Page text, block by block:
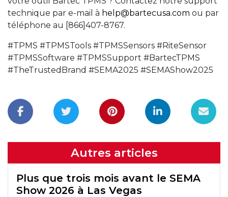
technique par e-mail à help@bartecusa.com ou par
téléphone au [866]407-8767.
#TPMS #TPMSTools #TPMSSensors #RiteSensor
#TPMSSoftware #TPMSSupport #BartecTPMS
#TheTrustedBrand #SEMA2025 #SEMAShow2025
Autres articles
Plus que trois mois avant le SEMA
Show 2026 à Las Vegas